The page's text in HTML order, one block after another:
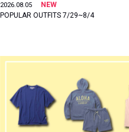
2026.08.05
NEW
POPULAR OUTFITS 7/29~8/4